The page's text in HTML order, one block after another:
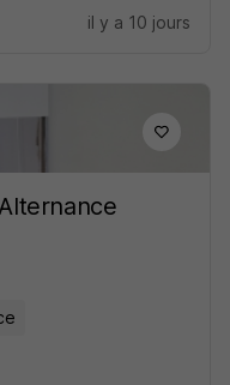
il y a 10 jours